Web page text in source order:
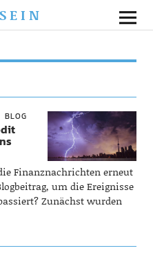
BLOG
Finanznachrichten erneut
um die Ereignisse
Zunächst wurden